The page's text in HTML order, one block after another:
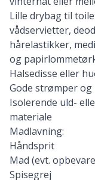
Lille drybag til
vådservietter,
hårelastikker,
og
Halsedisse eller
Gode strømper
Isolerende uld-
materiale
Madlavning:
Håndsprit
Mad (evt.
Spisegrej